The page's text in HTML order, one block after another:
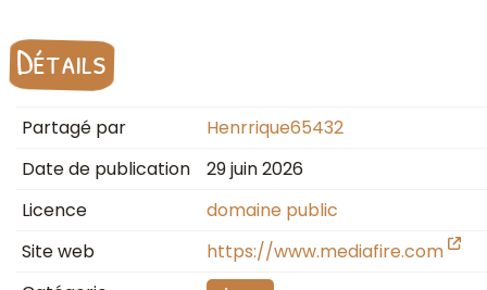
Détails
Partagé par
Henrrique65432
Date de publication
29 juin 2026
Licence
domaine public
Site web
https://www.mediafire.com